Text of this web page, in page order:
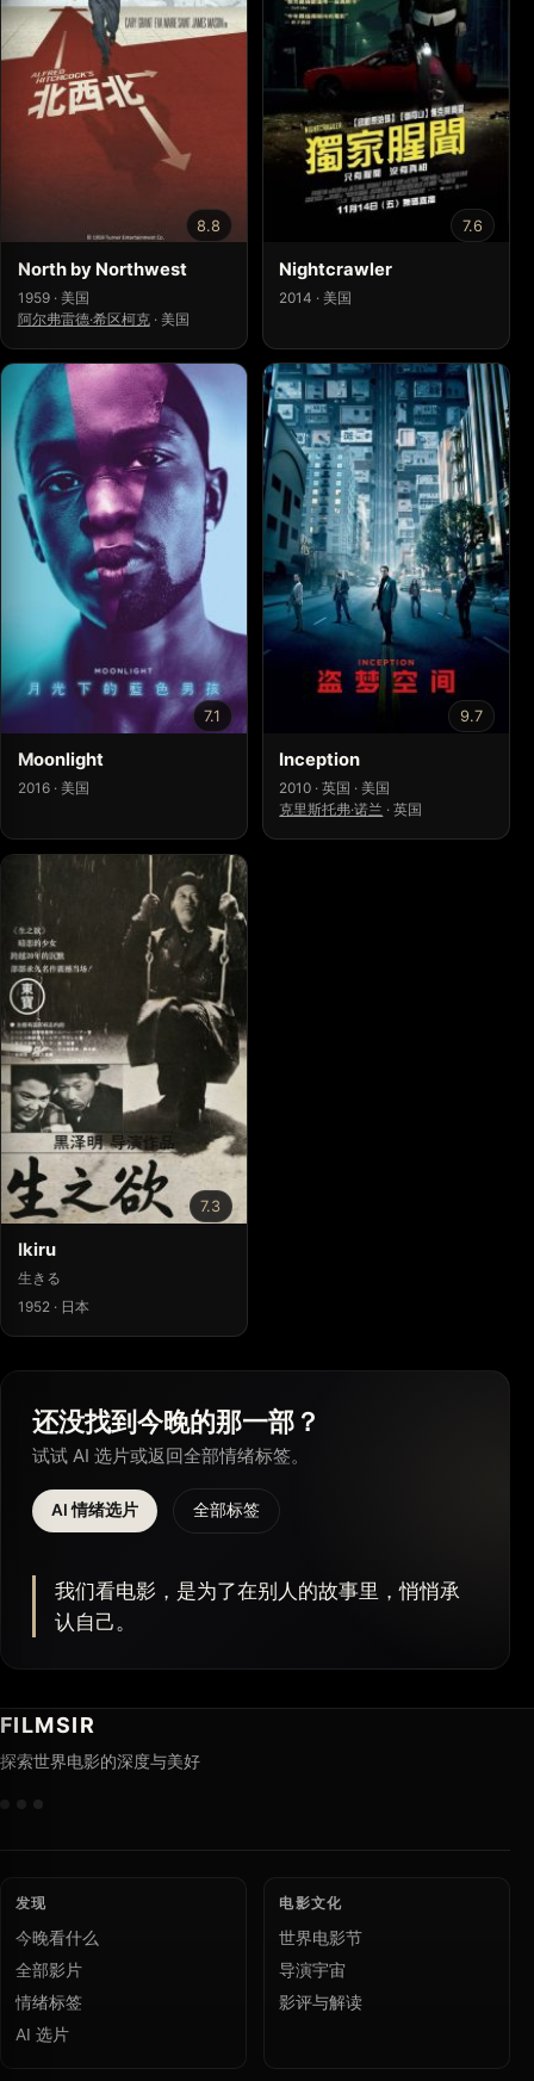
8.8
North by Northwest
1959 · 美国
阿尔弗雷德·希区柯克 · 美国
7.6
Nightcrawler
2014 · 美国
7.1
Moonlight
2016 · 美国
9.7
Inception
2010 · 英国 · 美国
克里斯托弗·诺兰 ·英国
7.3
Ikiru
生きる
1952 · 日本
还没找到今晚的那一部？
试试 AI 选片或返回全部情绪标签。
AI 情绪选片 全部标签
我们看电影，是为了在别人的故事里，悄悄承
认自己。
FILMSIR
探索世界电影的深度与美好
发现
今晚看什么
全部影片
情绪标签
AI 选片
电影文化
世界电影节
导演宇宙
影评与解读